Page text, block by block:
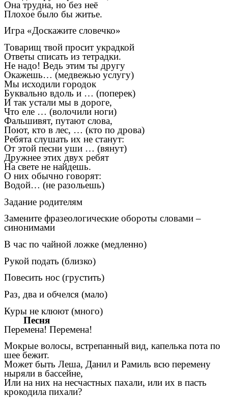
Она трудна, но без неё
Плохое было бы житье.
Игра «Доскажите словечко»
Товарищ твой просит украдкой
Ответы списать из тетрадки.
Не надо! Ведь этим ты другу
Окажешь… (медвежью услугу)
Мы исходили городок
Буквально вдоль и … (поперек)
И так устали мы в дороге,
Что еле … (волочили ноги)
Фальшивят, путают слова,
Поют, кто в лес, … (кто по дрова)
Ребята слушать их не станут:
От этой песни уши … (вянут)
Дружнее этих двух ребят
На свете не найдешь.
О них обычно говорят:
Водой… (не разольешь)
Задание родителям
Замените фразеологические обороты словами –
синонимами
В час по чайной ложке (медленно)
Рукой подать (близко)
Повесить нос (грустить)
Раз, два и обчелся (мало)
Куры не клюют (много)
Песня
Перемена! Перемена!
Мокрые волосы, встрепанный вид, капелька пота по
шее бежит.
Может быть Леша, Данил и Рамиль всю перемену
ныряли в бассейне,
Или на них на несчастных пахали, или их в пасть
крокодила пихали?